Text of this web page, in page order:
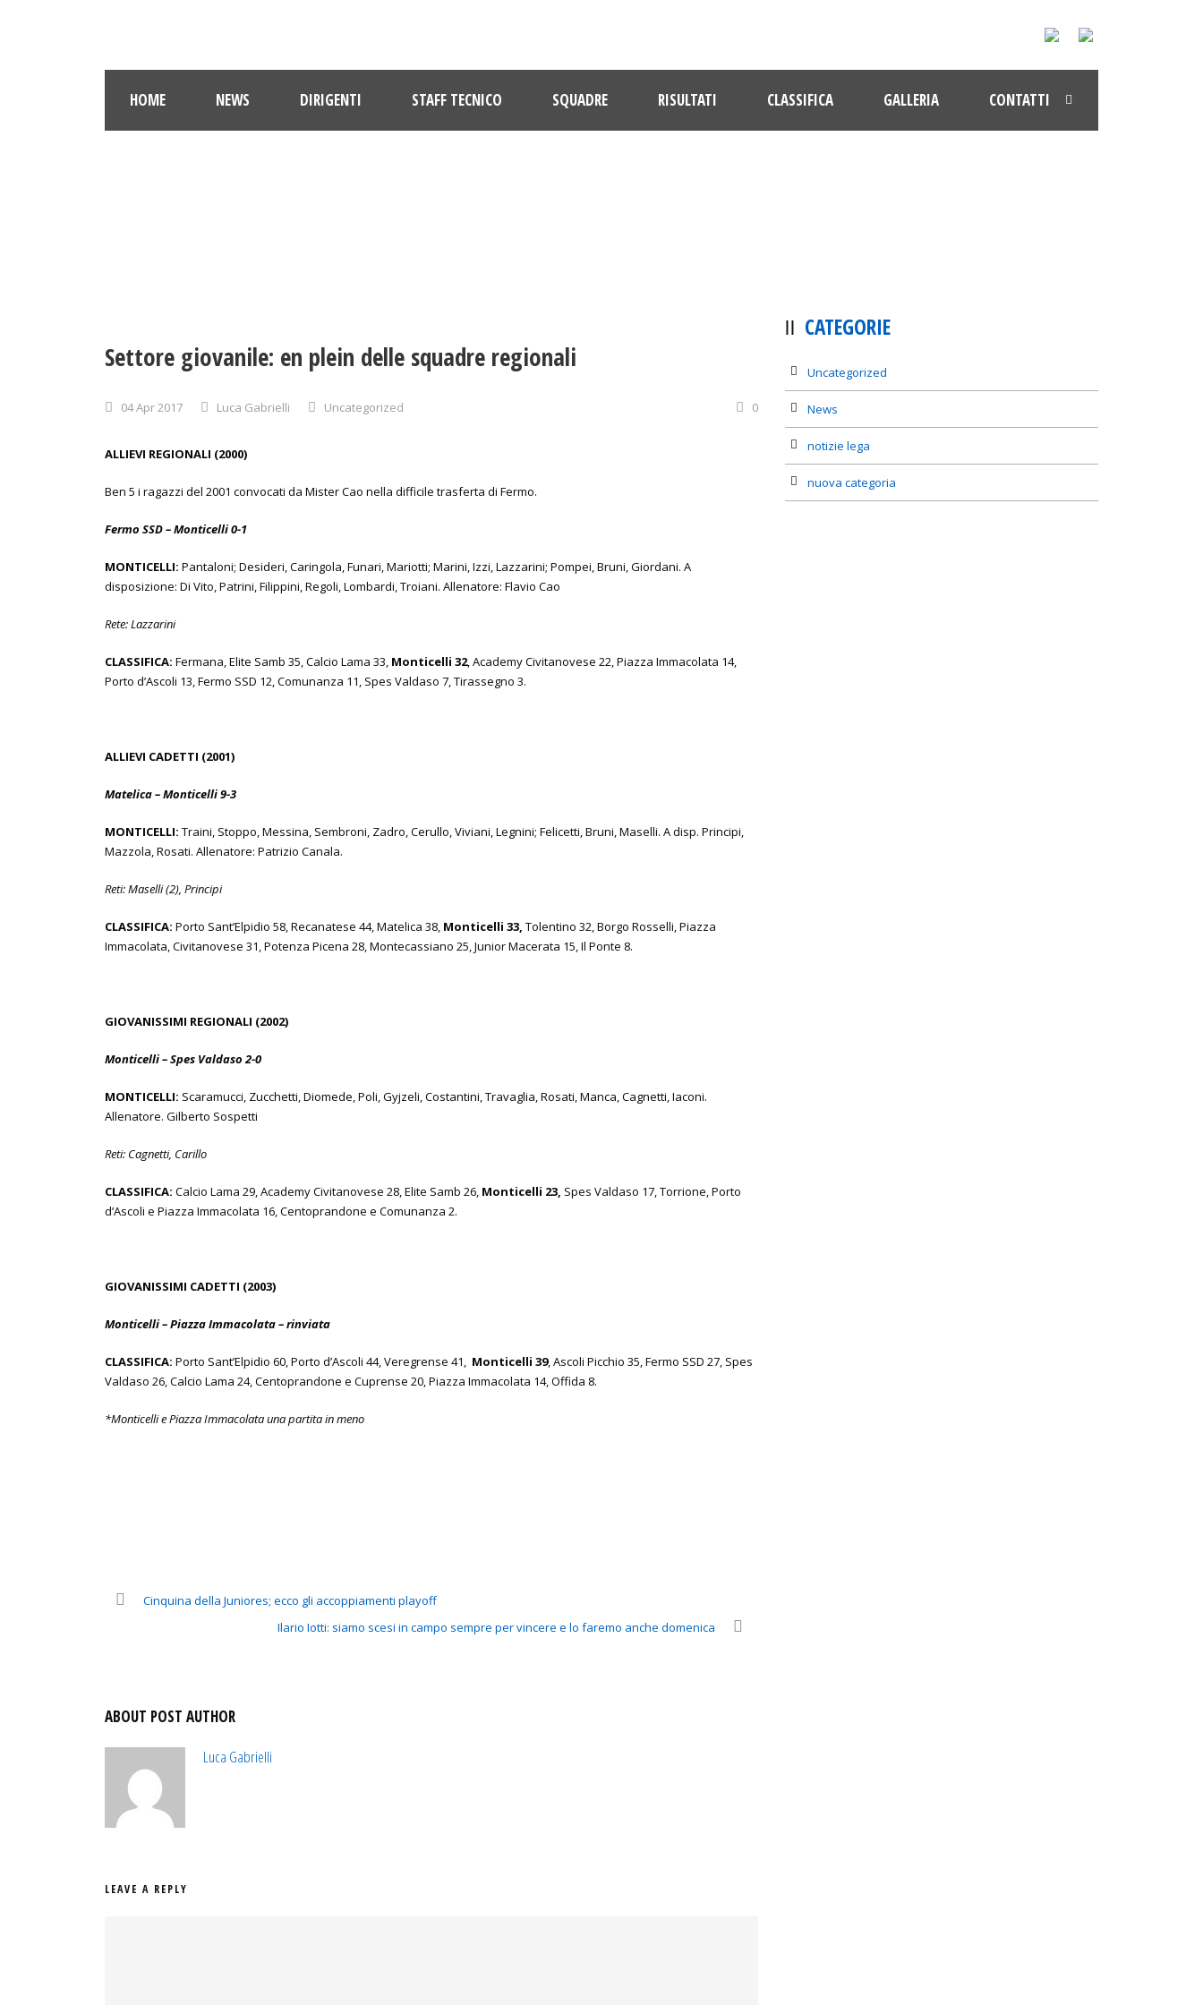
HOME NEWS DIRIGENTI STAFF TECNICO SQUADRE RISULTATI CLASSIFICA GALLERIA CONTATTI
Settore giovanile: en plein delle squadre regionali
04 Apr 2017 Luca Gabrielli Uncategorized 0
ALLIEVI REGIONALI (2000)
Ben 5 i ragazzi del 2001 convocati da Mister Cao nella difficile trasferta di Fermo.
Fermo SSD – Monticelli 0-1
MONTICELLI: Pantaloni; Desideri, Caringola, Funari, Mariotti; Marini, Izzi, Lazzarini; Pompei, Bruni, Giordani. A
disposizione: Di Vito, Patrini, Filippini, Regoli, Lombardi, Troiani. Allenatore: Flavio Cao
Rete: Lazzarini
CLASSIFICA: Fermana, Elite Samb 35, Calcio Lama 33, Monticelli 32, Academy Civitanovese 22, Piazza Immacolata 14,
Porto d’Ascoli 13, Fermo SSD 12, Comunanza 11, Spes Valdaso 7, Tirassegno 3.
ALLIEVI CADETTI (2001)
Matelica – Monticelli 9-3
MONTICELLI: Traini, Stoppo, Messina, Sembroni, Zadro, Cerullo, Viviani, Legnini; Felicetti, Bruni, Maselli. A disp. Principi,
Mazzola, Rosati. Allenatore: Patrizio Canala.
Reti: Maselli (2), Principi
CLASSIFICA: Porto Sant’Elpidio 58, Recanatese 44, Matelica 38, Monticelli 33, Tolentino 32, Borgo Rosselli, Piazza
Immacolata, Civitanovese 31, Potenza Picena 28, Montecassiano 25, Junior Macerata 15, Il Ponte 8.
GIOVANISSIMI REGIONALI (2002)
Monticelli – Spes Valdaso 2-0
MONTICELLI: Scaramucci, Zucchetti, Diomede, Poli, Gyjzeli, Costantini, Travaglia, Rosati, Manca, Cagnetti, Iaconi.
Allenatore. Gilberto Sospetti
Reti: Cagnetti, Carillo
CLASSIFICA: Calcio Lama 29, Academy Civitanovese 28, Elite Samb 26, Monticelli 23, Spes Valdaso 17, Torrione, Porto
d’Ascoli e Piazza Immacolata 16, Centoprandone e Comunanza 2.
GIOVANISSIMI CADETTI (2003)
Monticelli – Piazza Immacolata – rinviata
CLASSIFICA: Porto Sant’Elpidio 60, Porto d’Ascoli 44, Veregrense 41, Monticelli 39, Ascoli Picchio 35, Fermo SSD 27, Spes
Valdaso 26, Calcio Lama 24, Centoprandone e Cuprense 20, Piazza Immacolata 14, Offida 8.
*Monticelli e Piazza Immacolata una partita in meno
Cinquina della Juniores; ecco gli accoppiamenti playoff
Ilario Iotti: siamo scesi in campo sempre per vincere e lo faremo anche domenica
ABOUT POST AUTHOR
Luca Gabrielli
LEAVE A REPLY
CATEGORIE
Uncategorized
News
notizie lega
nuova categoria